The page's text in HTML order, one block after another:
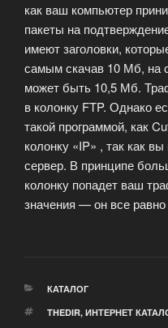
как ваш компьютер
пакеты на
имеют заголовки,
самым скачав 10 Мб, на
может быть 10,5 Мб.
в колонку FTP. Однако
такой программой, как
колонку «IP» , так как
сервер. В принципе
колонку попадет ваш
значения — он все
РУБРИКИ
КАТАЛОГ
МЕТКИ
THEDIR, ИНТЕРНЕТ